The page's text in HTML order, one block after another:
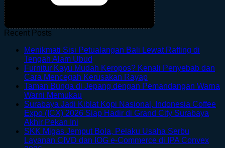
Recent Posts
Menikmati Sisi Petualangan Bali Lewat Rafting di
Tengah Alam Ubud
Comments
on
Menikmati
Petualangan
Bali
Rafting
di
Furnitur Kayu Mudah Keropos? Kenali Penyebab dan
Cara Mencegah Kerusakan RayapNo
Comments
Furnitur
Kayu
Keropos?
Kenali
Taman Bunga di Jepang dengan Pemandangan Warna
Warni Memukau
Comments
on
Bunga
di
Surabaya Jadi Kiblat Kopi Nasional, Indonesia Coffee
Expo (ICX) 2026 Siap Hadir di Grand City Surabaya
Akhir Pekan Ini
Comments
on
SKK Migas Jemput Bola, Pelaku Usaha Serbu
Layanan CIVD dan IOG e-Commerce di IPA Convex